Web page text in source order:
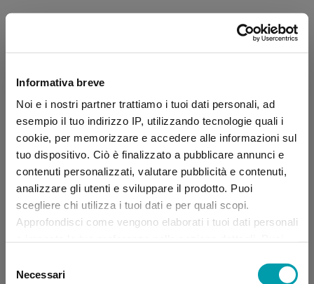
Informativa breve
Noi e i nostri partner trattiamo i tuoi dati personali, ad
esempio il tuo indirizzo IP, utilizzando tecnologie quali i
cookie, per memorizzare e accedere alle informazioni sul
tuo dispositivo. Ciò è finalizzato a pubblicare annunci e
contenuti personalizzati, valutare pubblicità e contenuti,
analizzare gli utenti e sviluppare il prodotto. Puoi
scegliere chi utilizza i tuoi dati e per quali scopi.
Approfondisci come vengono elaborati i tuoi dati personali
momento dalla Dichiarazione sui “
delNecessari